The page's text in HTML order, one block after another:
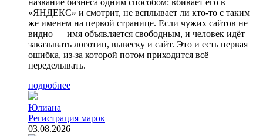
название бизнеса одним способом: вбивает его в
«ЯНДЕКС» и смотрит, не всплывает ли кто-то с таким
же именем на первой странице. Если чужих сайтов не
видно — имя объявляется свободным, и человек идёт
заказывать логотип, вывеску и сайт. Это и есть первая
ошибка, из-за которой потом приходится всё
переделывать.
подробнее
Юлиана
Регистрация марок
03.08.2026